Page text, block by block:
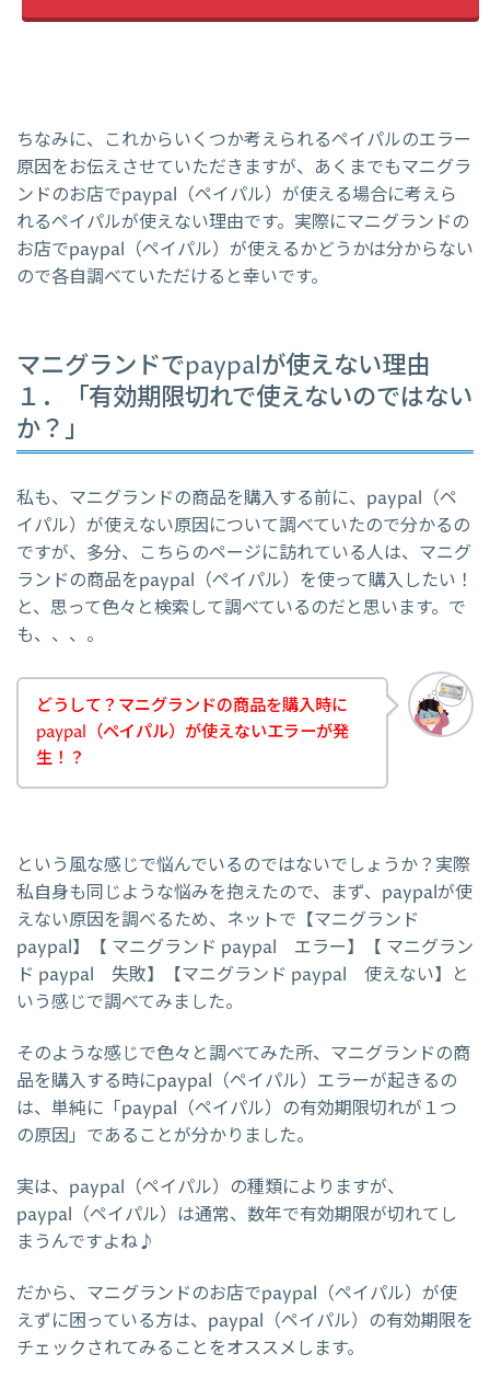
ちなみに、これからいくつか考えられるペイパルのエラー
原因をお伝えさせていただきますが、あくまでもマニグラ
ンドのお店でpaypal（ペイパル）が使える場合に考えら
れるペイパルが使えない理由です。実際にマニグランドの
お店でpaypal（ペイパル）が使えるかどうかは分からない
ので各自調べていただけると幸いです。
マニグランドでpaypalが使えない理由
１．「有効期限切れで使えないのではない
か？」
私も、マニグランドの商品を購入する前に、paypal（ペ
イパル）が使えない原因について調べていたので分かるの
ですが、多分、こちらのページに訪れている人は、マニグ
ランドの商品をpaypal（ペイパル）を使って購入したい！
と、思って色々と検索して調べているのだと思います。で
も、、、。
どうして？マニグランドの商品を購入時に
paypal（ペイパル）が使えないエラーが発
生！？
という風な感じで悩んでいるのではないでしょうか？実際
私自身も同じような悩みを抱えたので、まず、paypalが使
えない原因を調べるため、ネットで【マニグランド
paypal】【 マニグランド paypal エラー】【 マニグラン
ド paypal 失敗】【マニグランド paypal 使えない】と
いう感じで調べてみました。
そのような感じで色々と調べてみた所、マニグランドの商
品を購入する時にpaypal（ペイパル）エラーが起きるの
は、単純に「paypal（ペイパル）の有効期限切れが１つ
の原因」であることが分かりました。
実は、paypal（ペイパル）の種類によりますが、
paypal（ペイパル）は通常、数年で有効期限が切れてし
まうんですよね♪
だから、マニグランドのお店でpaypal（ペイパル）が使
えずに困っている方は、paypal（ペイパル）の有効期限を
チェックされてみることをオススメします。